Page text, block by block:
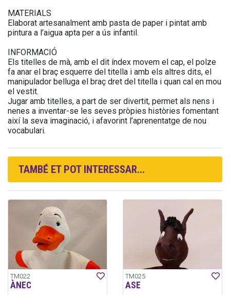
MATERIALS
Elaborat artesanalment amb pasta de paper i pintat amb
pintura a l’aigua apta per a ús infantil.
INFORMACIÓ
Els titelles de mà, amb el dit índex movem el cap, el polze
fa anar el braç esquerre del titella i amb els altres dits, el
manipulador belluga el braç dret del titella i quan cal en mou
el vestit.
Jugar amb titelles, a part de ser divertit, permet als nens i
nenes a inventar-se les seves pròpies històries fomentant
així la seva imaginació, i afavorint l’aprenentatge de nou
vocabulari.
TAMBÉ ET POT INTERESSAR...
TM022
ÀNEC
TM025
ASE